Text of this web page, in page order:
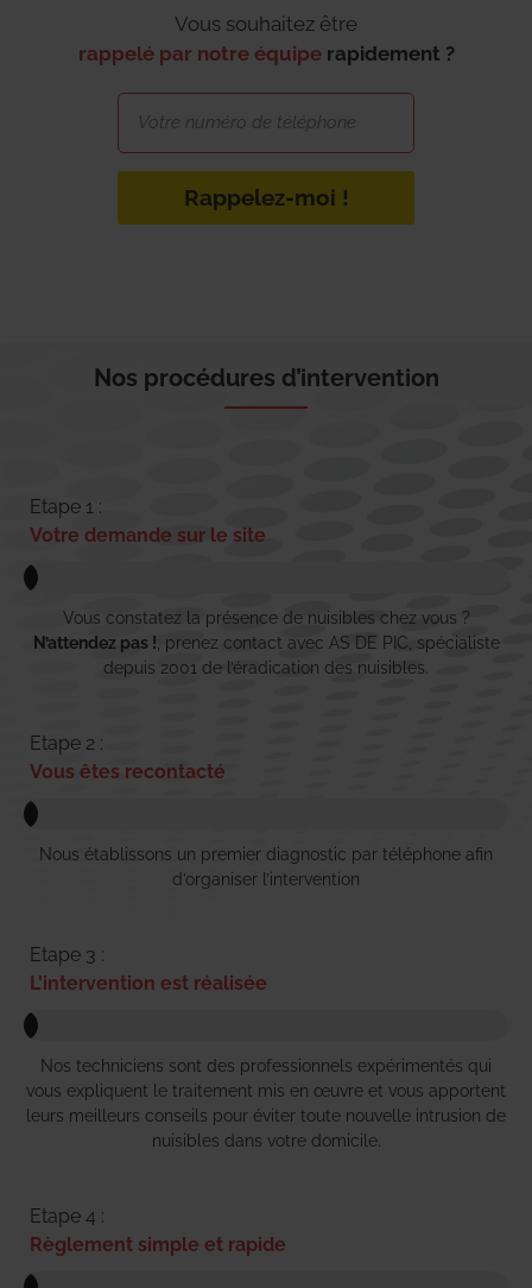
Vous souhaitez être
rappelé par notre équipe rapidement ?
Rappelez-moi !
Nos procédures d’intervention
Etape 1 :
Votre demande sur le site
Vous constatez la présence de nuisibles chez vous ?
N’attendez pas ! , prenez contact avec AS DE PIC, spécialiste
depuis 2001 de l’éradication des nuisibles.
Etape 2 :
Vous êtes recontacté
Nous établissons un premier diagnostic par téléphone afin
d’organiser l’intervention
Etape 3 :
L'intervention est réalisée
Nos techniciens sont des professionnels expérimentés qui
vous expliquent le traitement mis en œuvre et vous apportent
leurs meilleurs conseils pour éviter toute nouvelle intrusion de
nuisibles dans votre domicile.
Etape 4 :
Règlement simple et rapide